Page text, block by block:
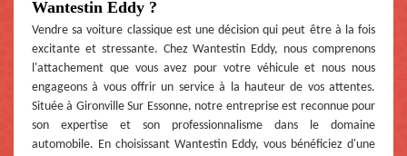
Wantestin Eddy ?
Vendre sa voiture classique est une décision qui peut être à la fois
excitante et stressante. Chez Wantestin Eddy, nous comprenons
l'attachement que vous avez pour votre véhicule et nous nous
engageons à vous offrir un service à la hauteur de vos attentes.
Située à Gironville Sur Essonne, notre entreprise est reconnue pour
son expertise et son professionnalisme dans le domaine
automobile. En choisissant Wantestin Eddy, vous bénéficiez d'une